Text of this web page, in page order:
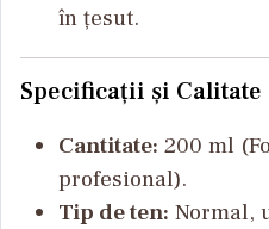
în țesut.
Specificații și Calitate
Cantitate: 200 ml
profesional).
Tip de ten: Normal,